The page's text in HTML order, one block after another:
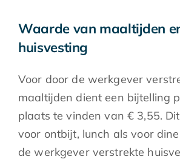
Waarde van maaltijden
huisvesting
Voor door de werkgever
maaltijden dient een bijtelling
plaats te vinden van € 3,55.
voor ontbijt, lunch als voor
de werkgever verstrekte